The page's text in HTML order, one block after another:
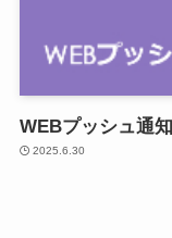
WEBプッシュ通
2025.6.30